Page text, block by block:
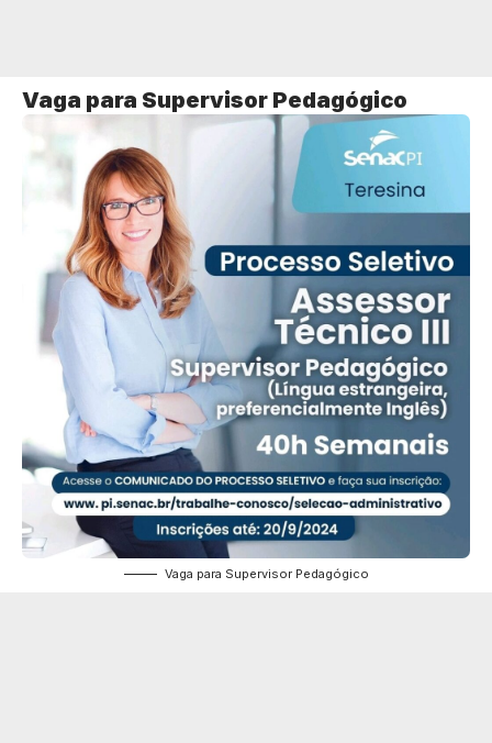
Vaga para Supervisor Pedagógico
Vaga para Supervisor Pedagógico